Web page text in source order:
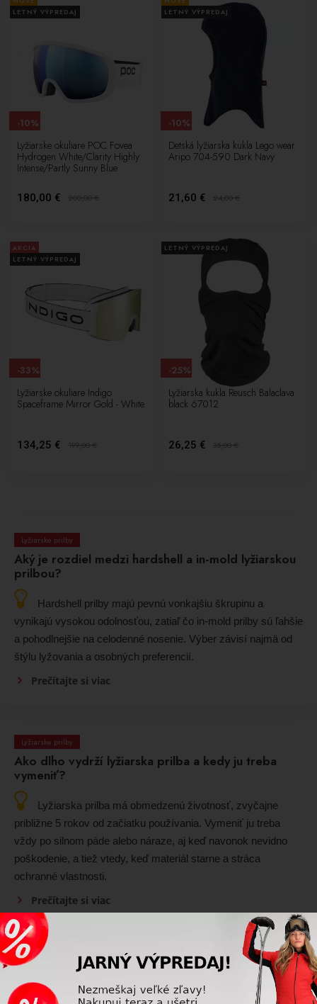
LETNÝ VÝPREDAJ
Lyžiarske okuliare POC Fovea
Hydrogen White/Clarity Highly
Intense/Partly Sunny Blue
180,00 € 200,00€
-10%
LETNÝ VÝPREDAJ
Detská lyžiarska kukla Lego wear
Aripo 704-590 Dark Navy
21,60 € 24,00€
-10%
AKCIA
LETNÝ VÝPREDAJ
Lyžiarske okuliare Indigo
Spaceframe Mirror Gold - White
134,25 € 199,00€
-33%
LETNÝ VÝPREDAJ
Lyžiarska kukla Reusch Balaclava
black 67012
26,25 € 35,00€
-25%
Lyžiarske prilby
Aký je rozdiel medzi hardshell a in-mold lyžiarskou
prilbou?
Hardshell prilby majú pevnú vonkajšiu škrupinu a
vynikajú vysokou odolnosťou, zatiaľ čo in-mold prilby sú ľahšie
a pohodlnejšie na celodenné nosenie. Výber závisí najmä od
štýlu lyžovania a osobných preferencií.
Prečítajte si viac
Lyžiarske prilby
Ako dlho vydrží lyžiarska prilba a kedy ju treba
vymeniť?
Lyžiarska prilba má obmedzenú životnosť, zvyčajne
približne 5 rokov od začiatku používania. Vymeniť ju treba
vždy po silnom páde alebo náraze, aj keď navonok nevidno
poškodenie, a tiež vtedy, keď materiál starne a stráca
ochranné vlastnosti.
Prečítajte si viac
Poradňa
Ako si vybrať lyžiarsku prilbu